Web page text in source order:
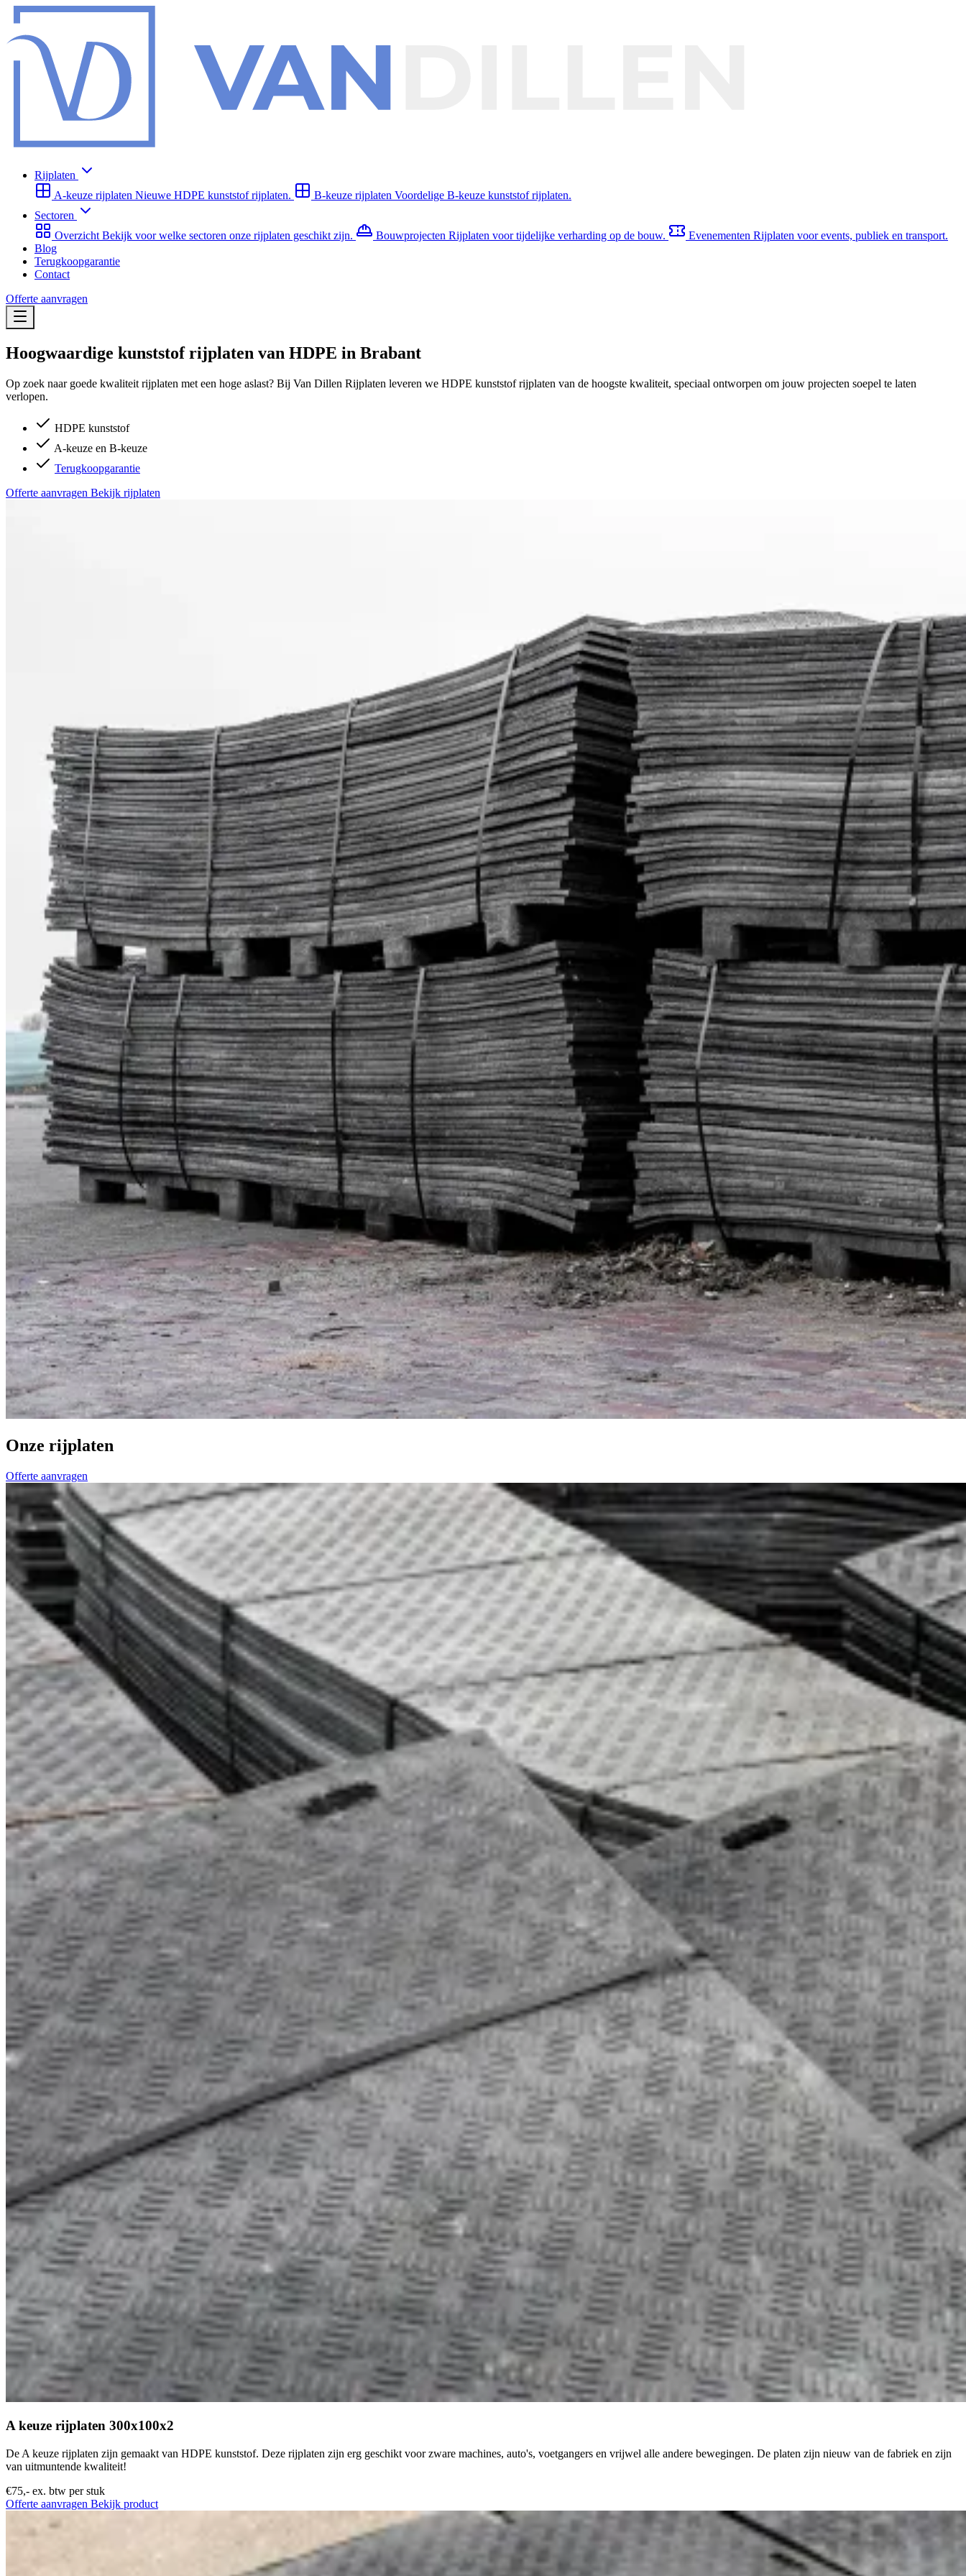
Rijplaten
A-keuze rijplaten Nieuwe HDPE kunststof rijplaten. B-keuze rijplaten Voordelige B-keuze kunststof rijplaten.
Sectoren
Overzicht Bekijk voor welke sectoren onze rijplaten geschikt zijn. Bouwprojecten Rijplaten voor tijdelijke verharding op de bouw. Evenementen Rijplaten voor events, publiek en transport.
Blog
Terugkoopgarantie
Contact
Offerte aanvragen
Hoogwaardige kunststof rijplaten van HDPE in Brabant
Op zoek naar goede kwaliteit rijplaten met een hoge aslast? Bij Van Dillen Rijplaten leveren we HDPE kunststof rijplaten van de hoogste kwaliteit, speciaal ontworpen om jouw projecten soepel te laten
verlopen.
HDPE kunststof
A-keuze en B-keuze
Terugkoopgarantie
Offerte aanvragen Bekijk rijplaten
Onze rijplaten
Offerte aanvragen
A keuze rijplaten 300x100x2
De A keuze rijplaten zijn gemaakt van HDPE kunststof. Deze rijplaten zijn erg geschikt voor zware machines, auto's, voetgangers en vrijwel alle andere bewegingen. De platen zijn nieuw van de fabriek en zijn
van uitmuntende kwaliteit!
€75,- ex. btw per stuk
Offerte aanvragen Bekijk product